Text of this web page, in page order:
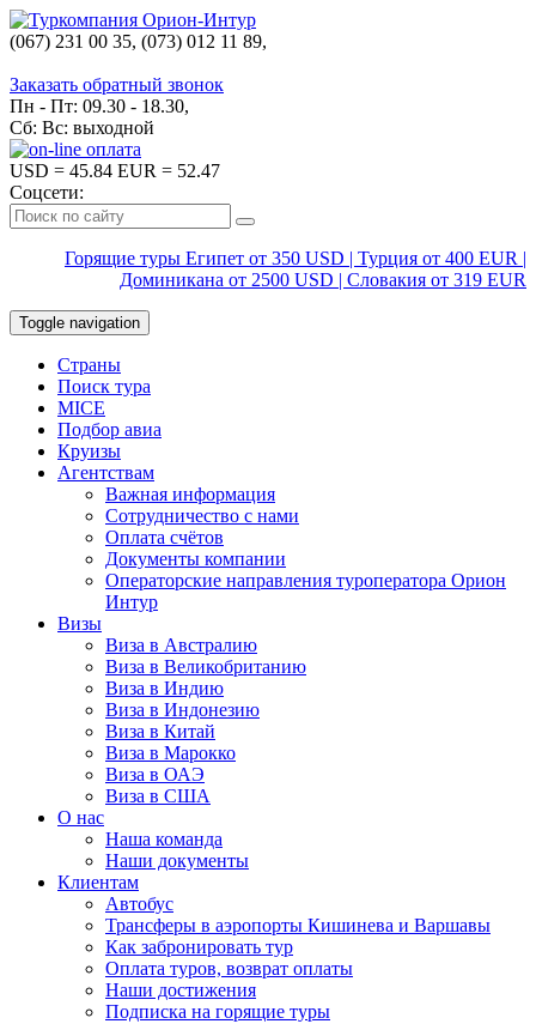
(067) 231 00 35, (073) 012 11 89,
Заказать обратный звонок
Пн - Пт: 09.30 - 18.30,
Сб: Вс: выходной
USD = 45.84 EUR = 52.47
Соцсети:
Горящие туры Египет от 350 USD | Турция от 400 EUR |
Доминикана от 2500 USD | Словакия от 319 EUR
Toggle navigation
Страны
Поиск тура
MICE
Подбор авиа
Круизы
Агентствам
Важная информация
Сотрудничество с нами
Оплата счётов
Документы компании
Операторские направления туроператора Орион
Интур
Визы
Виза в Австралию
Виза в Великобританию
Виза в Индию
Виза в Индонезию
Виза в Китай
Виза в Марокко
Виза в ОАЭ
Виза в США
О нас
Наша команда
Наши документы
Клиентам
Автобус
Трансферы в аэропорты Кишинева и Варшавы
Как забронировать тур
Оплата туров, возврат оплаты
Наши достижения
Подписка на горящие туры